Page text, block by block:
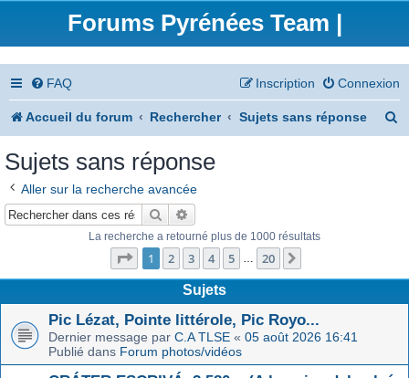
Forums Pyrénées Team |
FAQ Connexion
Inscription
Accueil du forum Rechercher Sujets sans réponse
Sujets sans réponse
Aller sur la recherche avancée
Rechercher
La recherche a retourné plus de 1000 résultats
Page 1sur20
1 2 3 4 5 … 20
Sujets
Pic Lézat, Pointe littérole, Pic Royo...
Dernier message par C.A TLSE « 05 août 2026 16:41
Publié dans Forum photos/vidéos